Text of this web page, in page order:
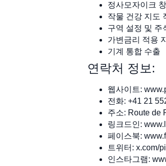
정사모자이크
작물 건강 지도
구역 설정 및 주
가변금리 적용
기계 통합 수출
연락처 정보:
웹사이트:
전화: +41 21
주소: Route de
링크드인:
페이스북:
트위터: x.com/
인스타그램: